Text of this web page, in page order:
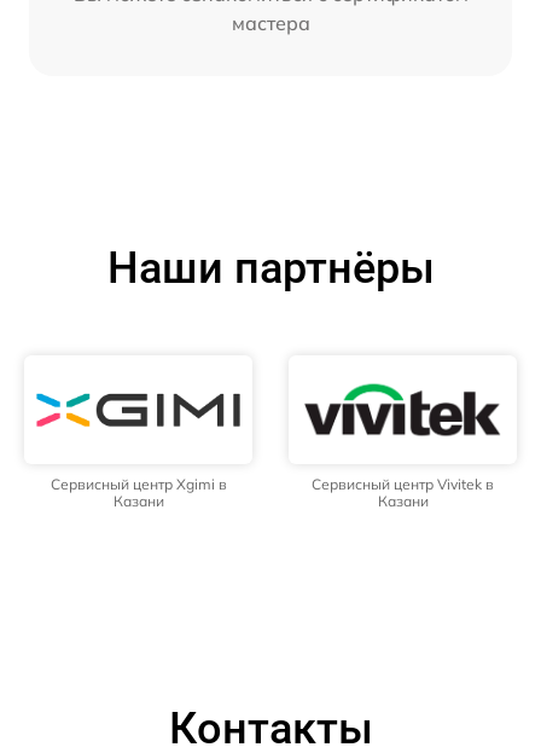
мастера
Наши партнёры
Сервисный центр Xgimi в
Казани
Сервисный центр Vivitek в
Казани
Контакты